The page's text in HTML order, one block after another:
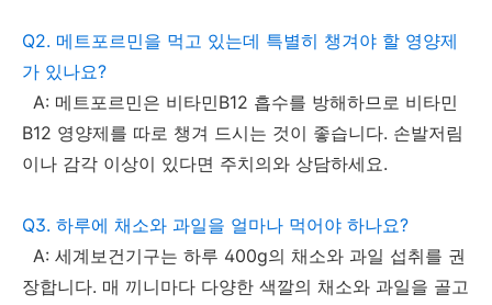
Q2. 메트포르민을 먹고 있는데 특별히 챙겨야 할 영양제
가 있나요?
A: 메트포르민은 비타민B12 흡수를 방해하므로 비타민
B12 영양제를 따로 챙겨 드시는 것이 좋습니다. 손발저림
이나 감각 이상이 있다면 주치의와 상담하세요.
Q3. 하루에 채소와 과일을 얼마나 먹어야 하나요?
A: 세계보건기구는 하루 400g의 채소와 과일 섭취를 권
장합니다. 매 끼니마다 다양한 색깔의 채소와 과일을 골고